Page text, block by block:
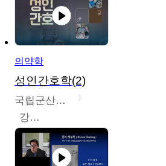
의약학
성인간호학(2)
국립군산대학교
강경아